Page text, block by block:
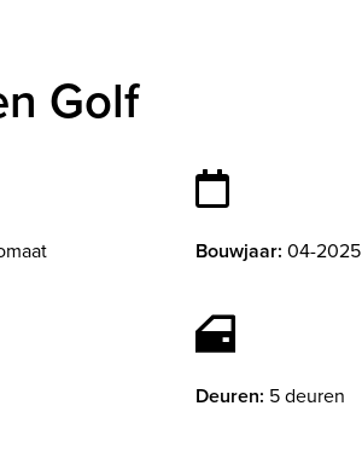
Golf
Bouwjaar: 04-2025
Deuren: 5 deuren